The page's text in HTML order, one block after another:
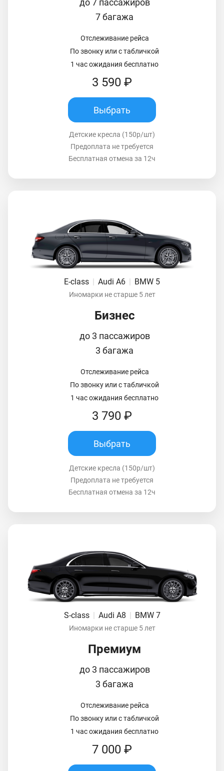
до 7 пассажиров
7 багажа
Отслеживание рейса
По звонку или с табличкой
1 час ожидания бесплатно
3 590 ₽
Выбрать
Детские кресла (150р/шт)
Предоплата не требуется
Бесплатная отмена за 12ч
E-class | Audi A6 | BMW 5
Иномарки не старше 5 лет
Бизнес
до 3 пассажиров
3 багажа
Отслеживание рейса
По звонку или с табличкой
1 час ожидания бесплатно
3 790 ₽
Выбрать
Детские кресла (150р/шт)
Предоплата не требуется
Бесплатная отмена за 12ч
S-class | Audi A8 | BMW 7
Иномарки не старше 5 лет
Премиум
до 3 пассажиров
3 багажа
Отслеживание рейса
По звонку или с табличкой
1 час ожидания бесплатно
7 000 ₽